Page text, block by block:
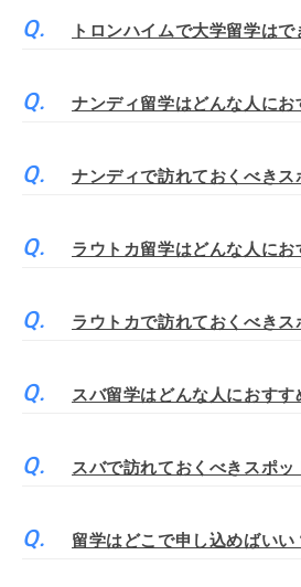
トロンハイムで大学留学はで
ナンディ留学はどんな人にお
ナンディで訪れておくべきス
ラウトカ留学はどんな人にお
ラウトカで訪れておくべきス
スバ留学はどんな人におすす
スバで訪れておくべきスポッ
留学はどこで申し込めばいい